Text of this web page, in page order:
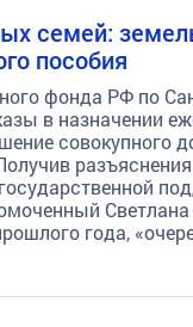
семей:
пособия
фонда РФ по
в назначении
совокупного
года,